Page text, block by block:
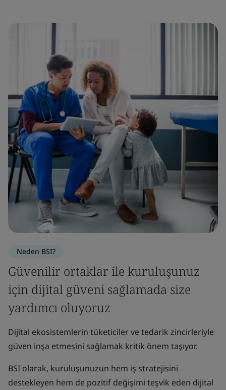
Neden BSI?
Güvenilir ortaklar ile kuruluşunuz
için dijital güveni sağlamada size
yardımcı oluyoruz
Dijital ekosistemlerin tüketiciler ve tedarik zincirleriyle
güven inşa etmesini sağlamak kritik önem taşıyor.
BSI olarak, kuruluşunuzun hem iş stratejisini
destekleyen hem de pozitif değişimi teşvik eden dijital